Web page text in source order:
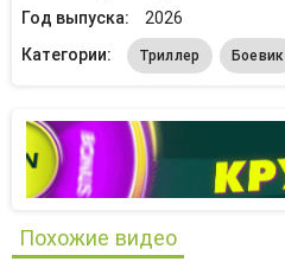
Год выпуска:
2026
Категории:
Триллер Боевик
Похожие видео